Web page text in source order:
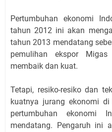
Pertumbuhan ekonomi
tahun 2012 ini akan
tahun 2013 mendatang
pemulihan ekspor
membaik dan kuat.
Tetapi, resiko-resiko dan
kuatnya jurang ekonomi
pertumbuhan ekonomi
mendatang. Pengaruh ini